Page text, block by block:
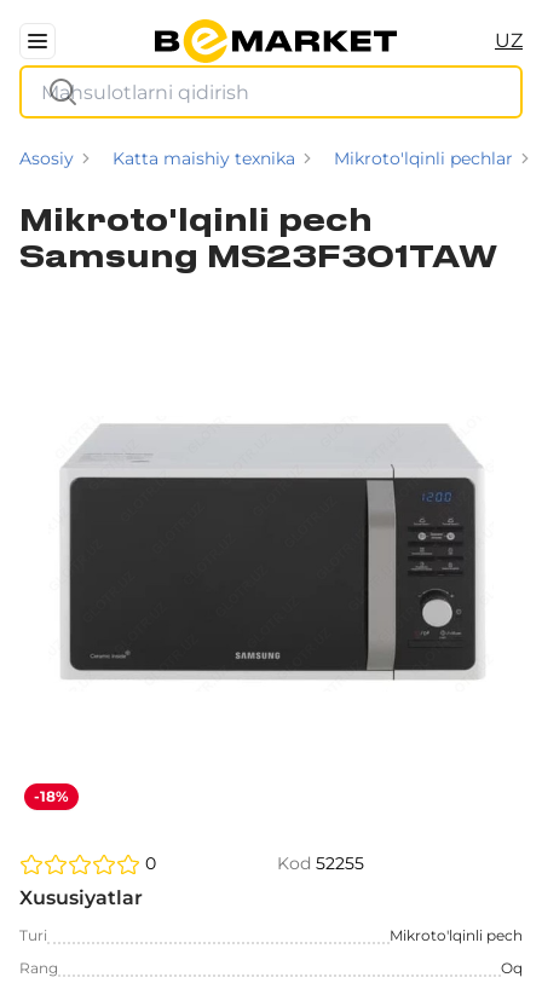
UZ
Asosiy Katta maishiy texnika Mikroto'lqinli pechlar
Mikroto'lqinli pech
Samsung MS23F301TAW
-18%
0 Kod 52255
Xususiyatlar
Turi
Mikroto'lqinli pech
Rang
Oq